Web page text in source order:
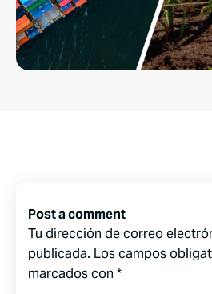
Post a comment
Tu dirección de correo
publicada. Los campos
marcados con *